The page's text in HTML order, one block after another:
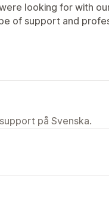
looking for with
of support and
på Svenska.